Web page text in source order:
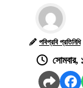
পবিপ্রবি প্রতিনিধি